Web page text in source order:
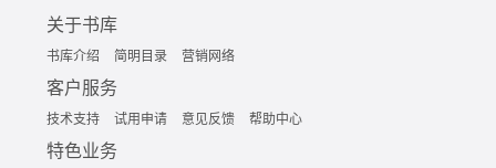
关于书库
书库介绍 简明目录 营销网络
客户服务
技术支持 试用申请 意见反馈 帮助中心
特色业务